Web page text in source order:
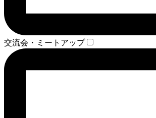
交流会・ミートアップ